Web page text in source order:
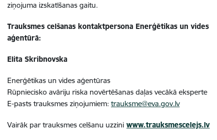
ziņojuma izskatīšanas gaitu.
Trauksmes celšanas kontaktpersona Enerģētikas un vides
aģentūrā:
Elita Skribnovska
Enerģētikas un vides aģentūras
Rūpniecisko avāriju riska novērtēšanas daļas vecākā eksperte
E-pasts trauksmes ziņojumiem: trauksme@eva.gov.lv
Vairāk par trauksmes celšanu uzzini www.trauksmescelejs.lv